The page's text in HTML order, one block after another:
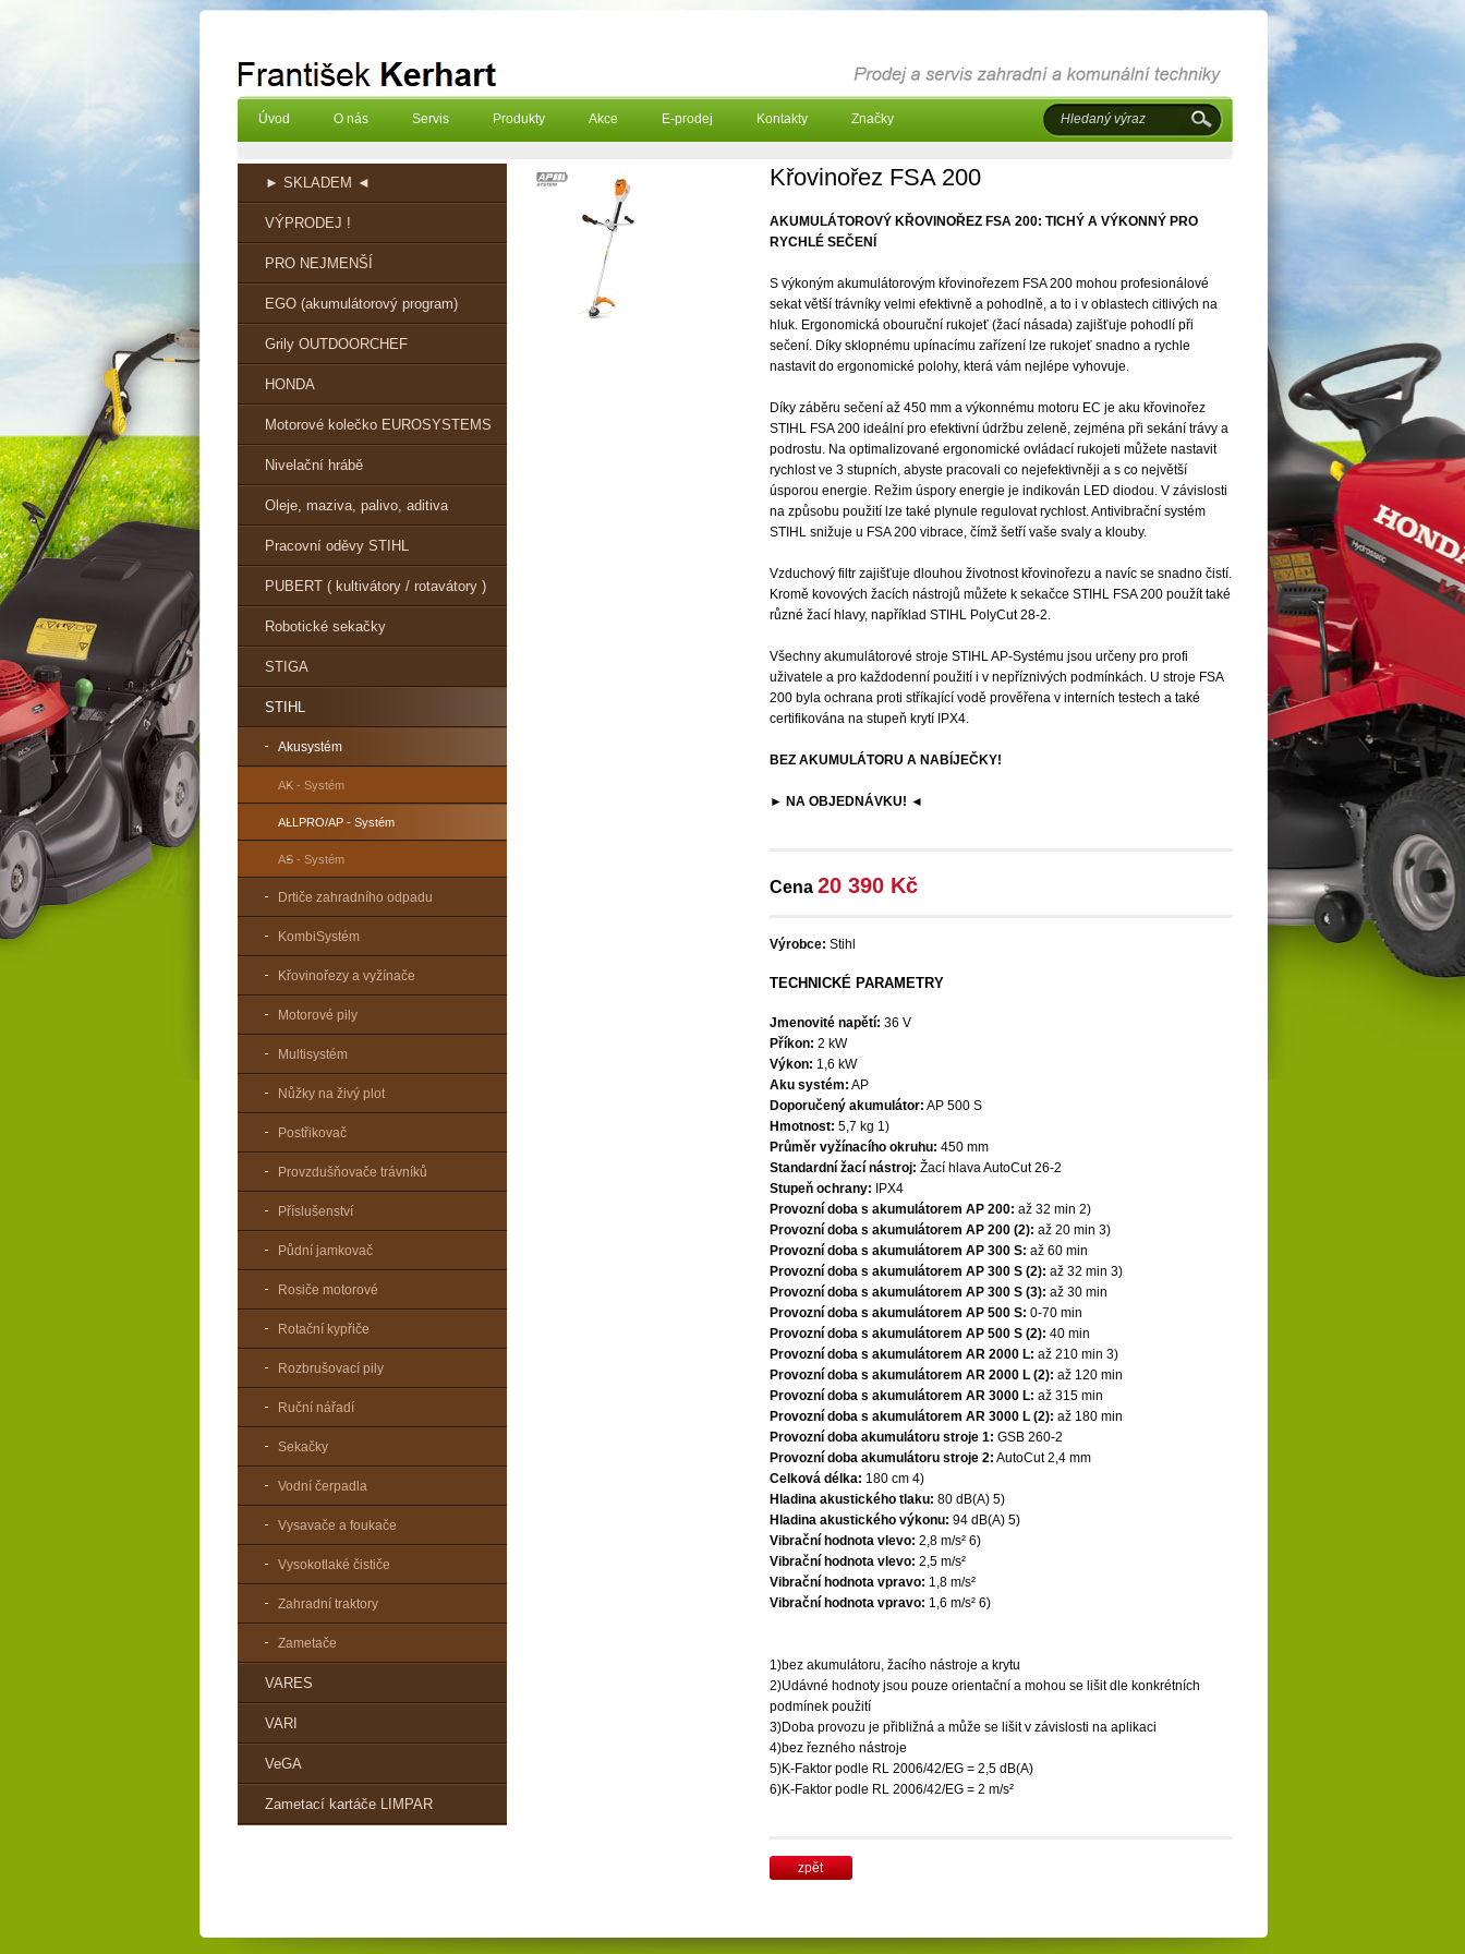
Úvod O nás Servis Produkty Akce E-prodej Kontakty Značky
► SKLADEM ◄
VÝPRODEJ !
PRO NEJMENŠÍ
EGO (akumulátorový program)
Grily OUTDOORCHEF
HONDA
Motorové kolečko EUROSYSTEMS
Nivelační hrábě
Oleje, maziva, palivo, aditiva
Pracovní oděvy STIHL
PUBERT ( kultivátory / rotavátory )
Robotické sekačky
STIGA
STIHL
Akusystém
AK - Systém
ALLPRO/AP - Systém
AS - Systém
Drtiče zahradního odpadu
KombiSystém
Křovinořezy a vyžínače
Motorové pily
Multisystém
Nůžky na živý plot
Postřikovač
Provzdušňovače trávníků
Příslušenství
Půdní jamkovač
Rosiče motorové
Rotační kypřiče
Rozbrušovací pily
Ruční nářadí
Sekačky
Vodní čerpadla
Vysavače a foukače
Vysokotlaké čističe
Zahradní traktory
Zametače
VARES
VARI
VeGA
Zametací kartáče LIMPAR
Křovinořez FSA 200
AKUMULÁTOROVÝ KŘOVINOŘEZ FSA 200: TICHÝ A VÝKONNÝ PRO
RYCHLÉ SEČENÍ
S výkoným akumulátorovým křovinořezem FSA 200 mohou profesionálové
sekat větší trávníky velmi efektivně a pohodlně, a to i v oblastech citlivých na
hluk. Ergonomická obouruční rukojeť (žací násada) zajišťuje pohodlí při
sečení. Díky sklopnému upínacímu zařízení lze rukojeť snadno a rychle
nastavit do ergonomické polohy, která vám nejlépe vyhovuje.
Díky záběru sečení až 450 mm a výkonnému motoru EC je aku křovinořez
STIHL FSA 200 ideální pro efektivní údržbu zeleně, zejména při sekání trávy a
podrostu. Na optimalizované ergonomické ovládací rukojeti můžete nastavit
rychlost ve 3 stupních, abyste pracovali co nejefektivněji a s co největší
úsporou energie. Režim úspory energie je indikován LED diodou. V závislosti
na způsobu použití lze také plynule regulovat rychlost. Antivibrační systém
STIHL snižuje u FSA 200 vibrace, čímž šetří vaše svaly a klouby.
Vzduchový filtr zajišťuje dlouhou životnost křovinořezu a navíc se snadno čistí.
Kromě kovových žacích nástrojů můžete k sekačce STIHL FSA 200 použít také
různé žací hlavy, například STIHL PolyCut 28-2.
Všechny akumulátorové stroje STIHL AP‑Systému jsou určeny pro profi
uživatele a pro každodenní použití i v nepříznivých podmínkách. U stroje FSA
200 byla ochrana proti stříkající vodě prověřena v interních testech a také
certifikována na stupeň krytí IPX4.
BEZ AKUMULÁTORU A NABÍJEČKY!
► NA OBJEDNÁVKU! ◄
Cena 20 390 Kč
Výrobce: Stihl
TECHNICKÉ PARAMETRY
Jmenovité napětí: 36 V
Příkon: 2 kW
Výkon: 1,6 kW
Aku systém: AP
Doporučený akumulátor: AP 500 S
Hmotnost: 5,7 kg 1)
Průměr vyžínacího okruhu: 450 mm
Standardní žací nástroj: Žací hlava AutoCut 26-2
Stupeň ochrany: IPX4
Provozní doba s akumulátorem AP 200: až 32 min 2)
Provozní doba s akumulátorem AP 200 (2): až 20 min 3)
Provozní doba s akumulátorem AP 300 S: až 60 min
Provozní doba s akumulátorem AP 300 S (2): až 32 min 3)
Provozní doba s akumulátorem AP 300 S (3): až 30 min
Provozní doba s akumulátorem AP 500 S: 0-70 min
Provozní doba s akumulátorem AP 500 S (2): 40 min
Provozní doba s akumulátorem AR 2000 L: až 210 min 3)
Provozní doba s akumulátorem AR 2000 L (2): až 120 min
Provozní doba s akumulátorem AR 3000 L: až 315 min
Provozní doba s akumulátorem AR 3000 L (2): až 180 min
Provozní doba akumulátoru stroje 1: GSB 260-2
Provozní doba akumulátoru stroje 2: AutoCut 2,4 mm
Celková délka: 180 cm 4)
Hladina akustického tlaku: 80 dB(A) 5)
Hladina akustického výkonu: 94 dB(A) 5)
Vibrační hodnota vlevo: 2,8 m/s² 6)
Vibrační hodnota vlevo: 2,5 m/s²
Vibrační hodnota vpravo: 1,8 m/s²
Vibrační hodnota vpravo: 1,6 m/s² 6)
1)bez akumulátoru, žacího nástroje a krytu
2)Udávné hodnoty jsou pouze orientační a mohou se lišit dle konkrétních
podmínek použití
3)Doba provozu je přibližná a může se lišit v závislosti na aplikaci
4)bez řezného nástroje
5)K-Faktor podle RL 2006/42/EG = 2,5 dB(A)
6)K-Faktor podle RL 2006/42/EG = 2 m/s²
zpět